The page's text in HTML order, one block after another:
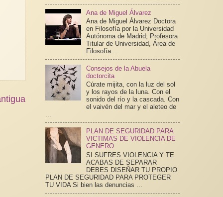
Ana de Miguel Álvarez
Ana de Miguel Álvarez Doctora
en Filosofía por la Universidad
Autónoma de Madrid; Profesora
Titular de Universidad, Área de
Filosofía ...
Consejos de la Abuela
doctorcita
Cúrate mijita, con la luz del sol
y los rayos de la luna. Con el
sonido del río y la cascada. Con
el vaivén del mar y el aleteo de
...
PLAN DE SEGURIDAD PARA
VICTIMAS DE VIOLENCIA DE
GENERO
SI SUFRES VIOLENCIA Y TE
ACABAS DE SEPARAR
DEBES DISEÑAR TU PROPIO
PLAN DE SEGURIDAD PARA PROTEGER
TU VIDA Si bien las denuncias ...